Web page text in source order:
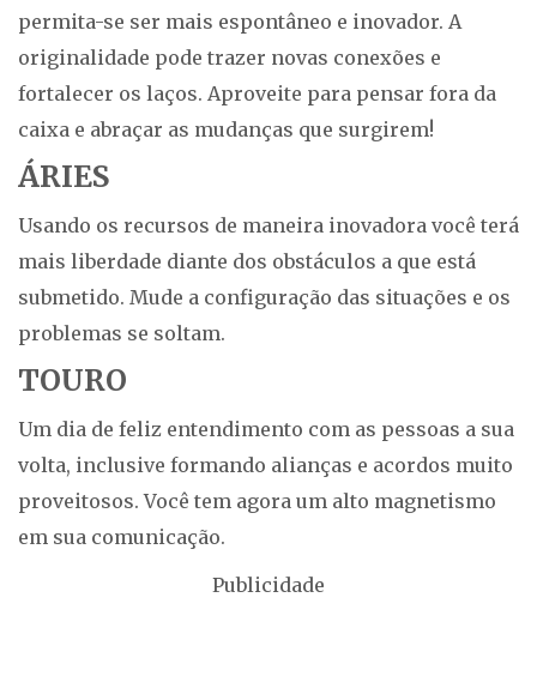
permita-se ser mais espontâneo e inovador. A
originalidade pode trazer novas conexões e
fortalecer os laços. Aproveite para pensar fora da
caixa e abraçar as mudanças que surgirem!
ÁRIES
Usando os recursos de maneira inovadora você terá
mais liberdade diante dos obstáculos a que está
submetido. Mude a configuração das situações e os
problemas se soltam.
TOURO
Um dia de feliz entendimento com as pessoas a sua
volta, inclusive formando alianças e acordos muito
proveitosos. Você tem agora um alto magnetismo
em sua comunicação.
Publicidade